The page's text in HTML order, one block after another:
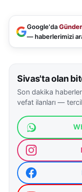
Google'da
— haberlerimizi
Sivas'ta olan
Son dakika
vefat ilanları —